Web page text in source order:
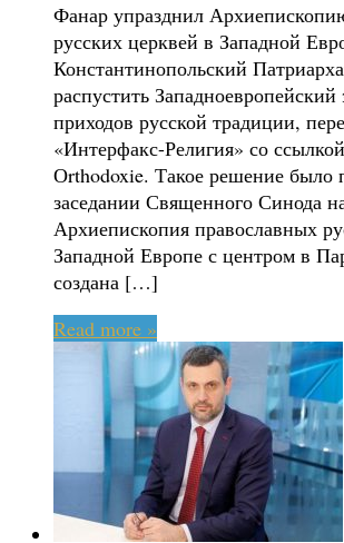
Фанар упразднил
русских церквей в Западной
Константинопольский
распустить Западноевропейский
приходов русской традиции,
«Интерфакс-Религия» со
Оrthodoxie. Такое решение было
заседании Священного Синода
Архиепископия православных
Западной Европе с центром в
создана […]
Read more »